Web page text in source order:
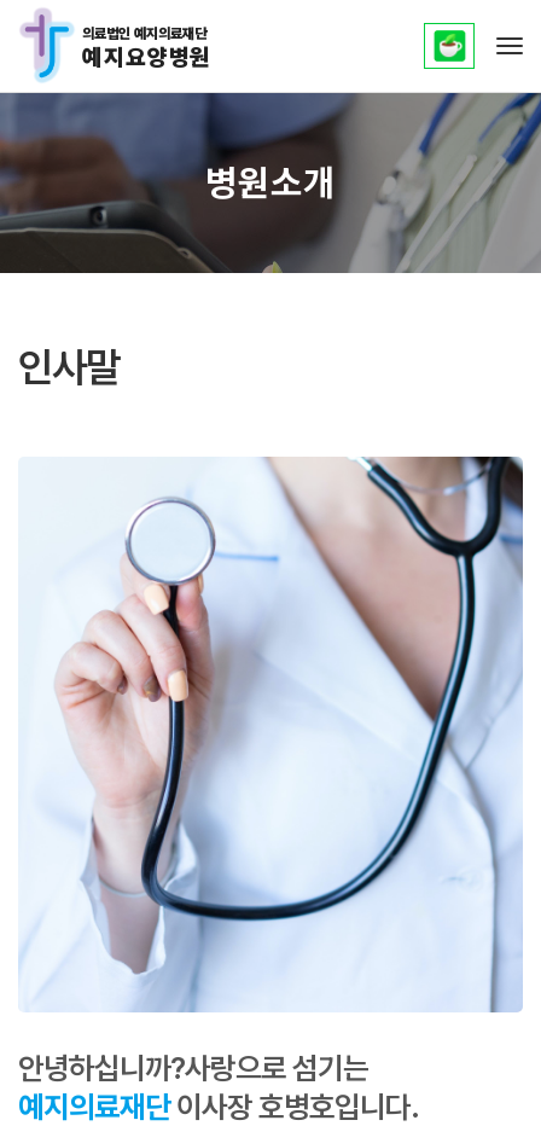
의료법인 예지의료재단
예지요양병원
병원소개
인사말
안녕하십니까?사랑으로 섬기는
예지의료재단이사장 호병호입니다.